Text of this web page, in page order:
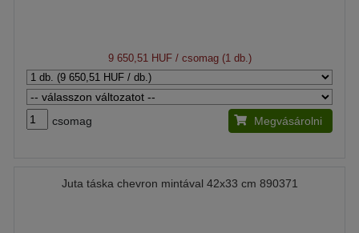
9 650,51 HUF/ csomag (1 db.)
csomag Megvásárolni
Juta táska chevron mintával 42x33 cm 890371